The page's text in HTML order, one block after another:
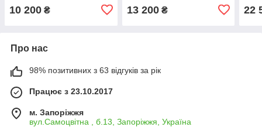
10 200 ₴ 13 200₴ 22
Про нас
98% позитивних з 63 відгуків за рік
Працює з 23.10.2017
м. Запоріжжя
вул.Самоцвітна , б.13, Запоріжжя, Україна